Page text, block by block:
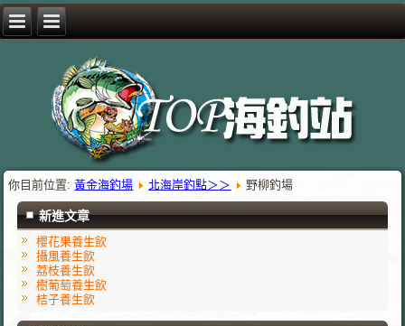
你目前位置:黃金海釣場 北海岸釣點＞＞ 野柳釣場
新進文章
櫻花果養生飲
攝風養生飲
荔枝養生飲
樹葡萄養生飲
桔子養生飲